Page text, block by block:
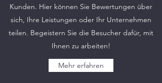
Kunden. Hier können Sie Bewertungen über
sich, Ihre Leistungen oder Ihr Unternehmen
teilen. Begeistern Sie die Besucher dafür, mit
Ihnen zu arbeiten!
Mehr erfahren